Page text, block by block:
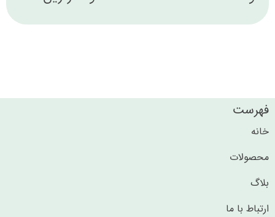
فهرست
خانه
محصولات
بلاگ
ارتباط با ما